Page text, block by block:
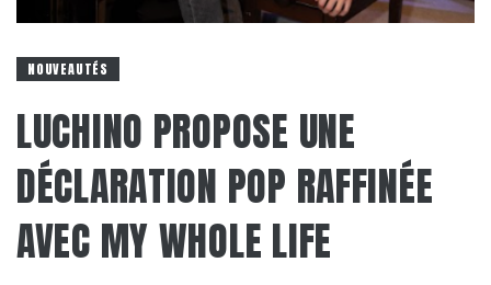
NOUVEAUTÉS
LUCHINO PROPOSE UNE
DÉCLARATION POP RAFFINÉE
AVEC MY WHOLE LIFE